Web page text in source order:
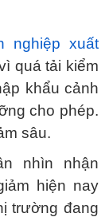
nghiệp xuất
quá tải kiểm
khẩu cảnh
cho phép.
sâu.
nhìn nhận
hiện nay
trường đang